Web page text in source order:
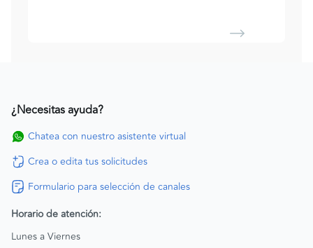
¿Necesitas ayuda?
Chatea con nuestro asistente virtual
Crea o edita tus solicitudes
Formulario para selección de canales
Horario de atención:
Lunes a Viernes